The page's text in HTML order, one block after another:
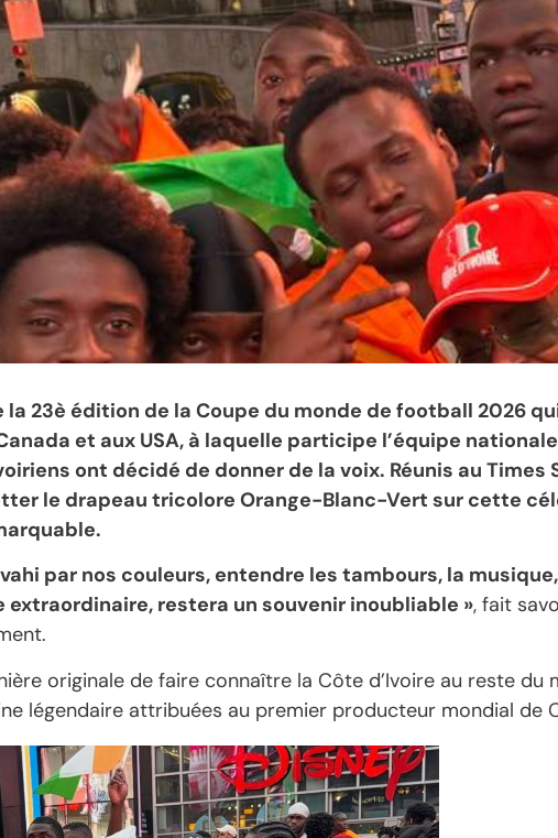
la 23è édition de la Coupe du monde de football 2026
et aux USA, à laquelle participe l’équipe
ont décidé de donner de la voix. Réunis au Times
le drapeau tricolore Orange-Blanc-Vert sur cette
par nos couleurs, entendre les tambours, la
restera un souvenir inoubliable », fait
originale de faire connaître la Côte d’Ivoire au reste du
légendaire attribuées au premier producteur mondial de